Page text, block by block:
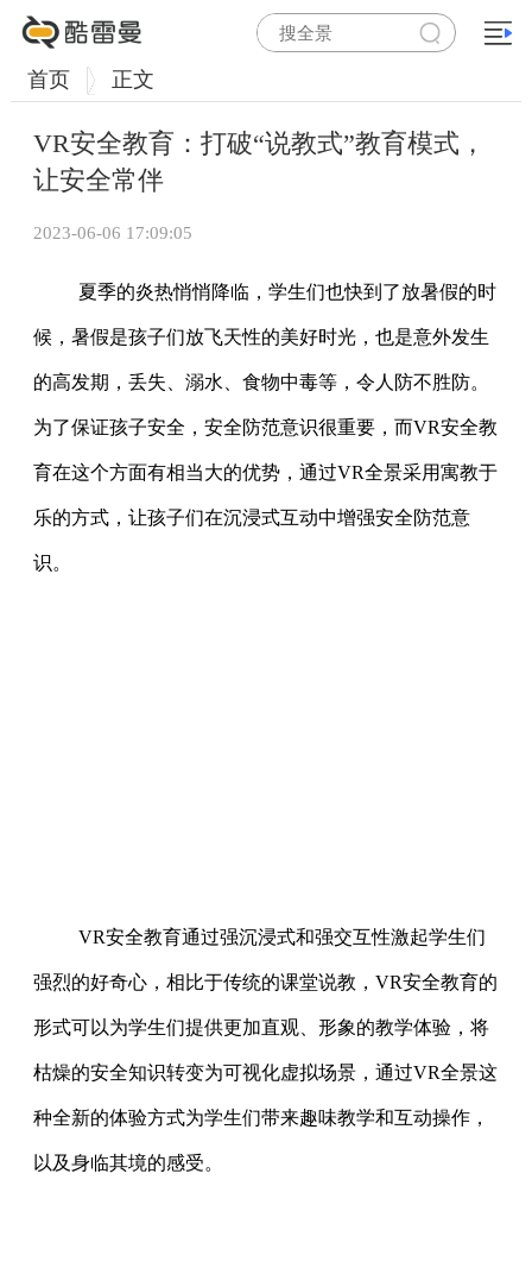
首页 正文
VR安全教育：打破“说教式”教育模式，
让安全常伴
2023-06-06 17:09:05
夏季的炎热悄悄降临，学生们也快到了放暑假的时
候，暑假是孩子们放飞天性的美好时光，也是意外发生
的高发期，丢失、溺水、食物中毒等，令人防不胜防。
为了保证孩子安全，安全防范意识很重要，而VR安全教
育在这个方面有相当大的优势，通过VR全景采用寓教于
乐的方式，让孩子们在沉浸式互动中增强安全防范意
识。
VR安全教育通过强沉浸式和强交互性激起学生们
强烈的好奇心，相比于传统的课堂说教，VR安全教育的
形式可以为学生们提供更加直观、形象的教学体验，将
枯燥的安全知识转变为可视化虚拟场景，通过VR全景这
种全新的体验方式为学生们带来趣味教学和互动操作，
以及身临其境的感受。